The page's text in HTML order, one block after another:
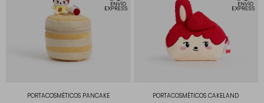
PORTACOSMÉTICOS PANCAKE PORTACOSMÉTICOS CAKELAND